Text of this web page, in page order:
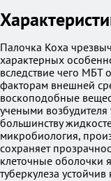
Палочка Коха
характерных
вследствие чего МБТ
факторам внешней
воскоподобные
учеными возбудителя
большинству
микробиология,
сохраняет
клеточные оболочки
туберкулеза